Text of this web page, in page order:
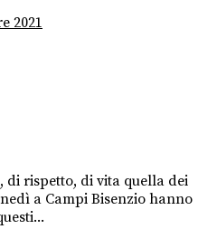
2021
di rispetto, di vita quella dei
a Campi Bisenzio hanno